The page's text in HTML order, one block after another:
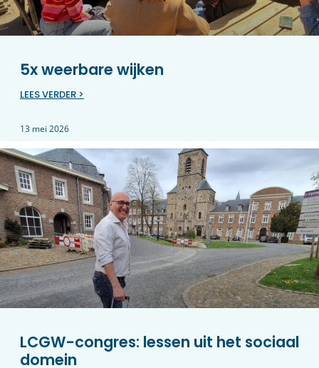
5x weerbare wijken
LEES VERDER >
13 mei 2026
LCGW-congres: lessen uit het sociaal
domein